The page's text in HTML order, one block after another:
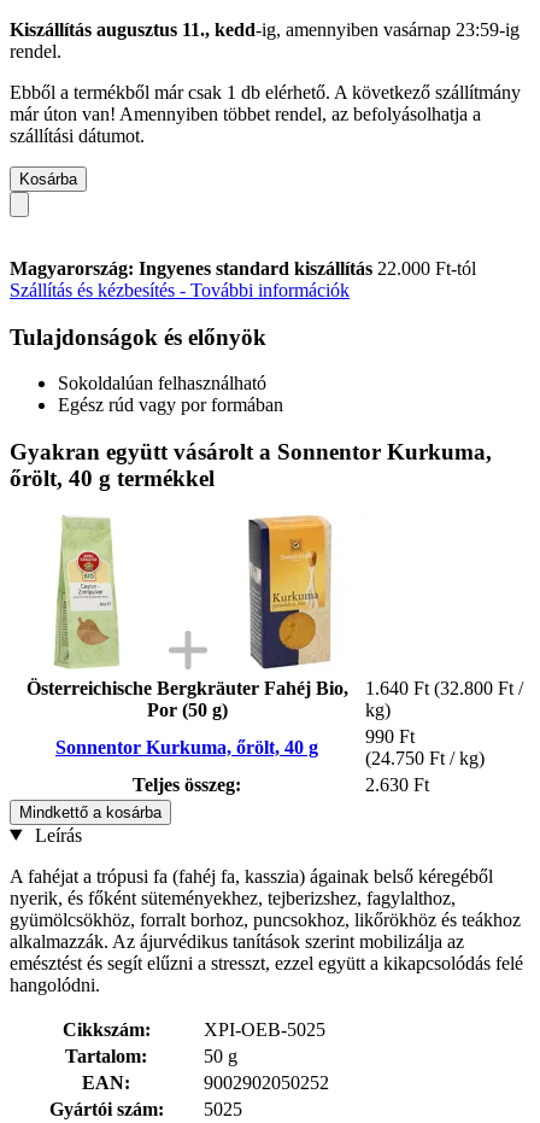
Kiszállítás augusztus 11., kedd-ig, amennyiben vasárnap 23:59-ig
rendel.
Ebből a termékből már csak 1 db elérhető. A következő szállítmány
már úton van! Amennyiben többet rendel, az befolyásolhatja a
szállítási dátumot.
Kosárba
Magyarország: Ingyenes standard kiszállítás 22.000 Ft-tól
Szállítás és kézbesítés - További információk
Tulajdonságok és előnyök
Sokoldalúan felhasználható
Egész rúd vagy por formában
Gyakran együtt vásárolt a Sonnentor Kurkuma,
őrölt, 40 g termékkel
Österreichische Bergkräuter Fahéj Bio,
Por (50 g)
1.640 Ft (32.800 Ft /
kg)
Sonnentor Kurkuma, őrölt, 40 g
990 Ft
(24.750 Ft / kg)
Teljes összeg:
2.630 Ft
Mindkettő a kosárba
Leírás
A fahéjat a trópusi fa (fahéj fa, kasszia) ágainak belső kéregéből
nyerik, és főként süteményekhez, tejberizshez, fagylalthoz,
gyümölcsökhöz, forralt borhoz, puncsokhoz, likőrökhöz és teákhoz
alkalmazzák. Az ájurvédikus tanítások szerint mobilizálja az
emésztést és segít elűzni a stresszt, ezzel együtt a kikapcsolódás felé
hangolódni.
Cikkszám:
XPI-OEB-5025
Tartalom:
50 g
EAN:
9002902050252
Gyártói szám:
5025